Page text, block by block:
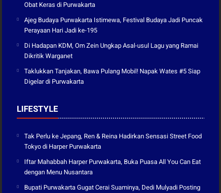
Obat Keras di Purwakarta
Ajeg Budaya Purwakarta Istimewa, Festival Budaya Jadi Puncak
Perayaan Hari Jadi ke-195
Di Hadapan KDM, Om Zein Ungkap Asal-usul Lagu yang Ramai
Dikritik Warganet
Taklukkan Tanjakan, Bawa Pulang Mobil! Napak Wates #5 Siap
Digelar di Purwakarta
LIFESTYLE
Tak Perlu ke Jepang, Ren & Reina Hadirkan Sensasi Street Food
Tokyo di Harper Purwakarta
Iftar Mahabbah Harper Purwakarta, Buka Puasa All You Can Eat
dengan Menu Nusantara
Bupati Purwakarta Gugat Cerai Suaminya, Dedi Mulyadi Posting